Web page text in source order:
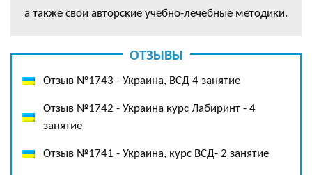
а также свои авторские учебно-лечебные методики.
ОТЗЫВЫ
Отзыв №1743 - Украина, ВСД 4 занятие
Отзыв №1742 - Украина курс Лабиринт - 4
занятие
Отзыв №1741 - Украина, курс ВСД- 2 занятие